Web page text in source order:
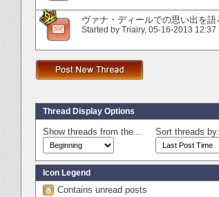
ヴァナ・ディールでの思い出を
Started by Triairy‎, 05-16-2013 12:37
Thread Display Options
Show threads from the... Sort threads by:
Icon Legend
Contains unread posts